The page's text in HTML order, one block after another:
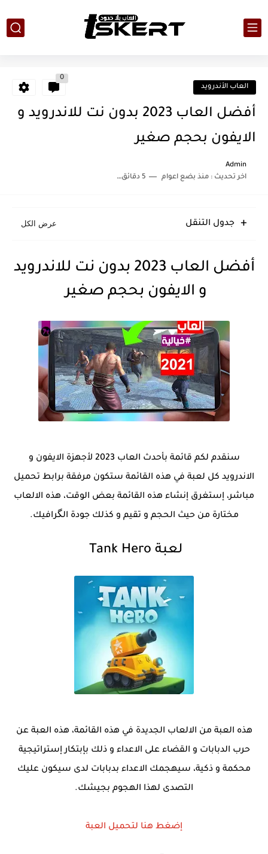
العاب الأندرويد
0
أفضل العاب 2023 بدون نت للاندرويد و
الايفون بحجم صغير
Admin
اخر تحديث :منذ بضع اعوام 5 دقائق للقراءة
جدول التنقل
أفضل العاب 2023 بدون نت للاندرويد
و الايفون بحجم صغير
سنقدم لكم قائمة بأحدث العاب 2023 لأجهزة الايفون و
الاندرويد كل لعبة في هذه القائمة ستكون مرفقة برابط تحميل
مباشر، إستغرق إنشاء هذه القائمة بعض الوقت، هذه الالعاب
مختارة من حيث الحجم و تقيم و كذلك جودة الگرافيك.
لعبة Tank Hero
هذه العبة من الالعاب الجديدة في هذه القائمة، هذه العبة عن
حرب الدبابات و القضاء على الاعداء و ذلك بإبتكار إستراتيجية
محكمة و ذكية، سيهجمك الاعداء بدبابات لدى سيكون عليك
التصدى لهذا الهجوم بجيشك.
إضغط هنا لتحميل العبة